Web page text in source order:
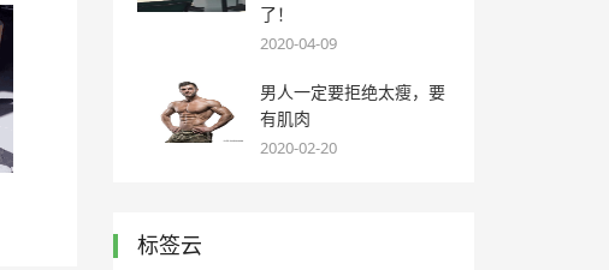
了！
2020-04-09
男人一定要拒绝太瘦，要
有肌肉
2020-02-20
标签云